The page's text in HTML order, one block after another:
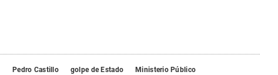
Pedro Castillo golpe de Estado Ministerio Público